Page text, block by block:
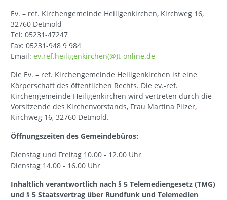
Ev. – ref. Kirchengemeinde Heiligenkirchen, Kirchweg 16,
32760 Detmold
Tel: 05231-47247
Fax: 05231-948 9 984
Email: ev.ref.heiligenkirchen(@)t-online.de
Die Ev. – ref. Kirchengemeinde Heiligenkirchen ist eine
Körperschaft des öffentlichen Rechts. Die ev.-ref.
Kirchengemeinde Heiligenkirchen wird vertreten durch die
Vorsitzende des Kirchenvorstands, Frau Martina Pilzer,
Kirchweg 16, 32760 Detmold.
Öffnungszeiten des Gemeindebüros:
Dienstag und Freitag 10.00 - 12.00 Uhr
Dienstag 14.00 - 16.00 Uhr
Inhaltlich verantwortlich nach § 5 Telemediengesetz (TMG)
und § 5 Staatsvertrag über Rundfunk und Telemedien